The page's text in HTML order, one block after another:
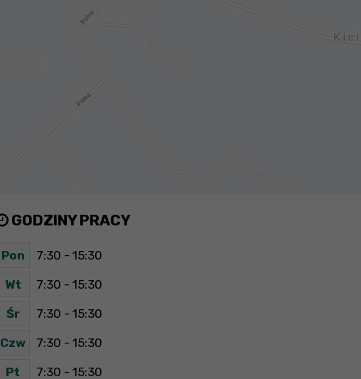
GODZINY PRACY
Pon 7:30 - 15:30
Wt 7:30 - 15:30
Śr 7:30 - 15:30
Czw 7:30 - 15:30
Pt 7:30 - 15:30